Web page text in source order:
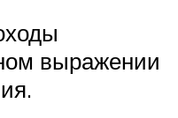
выражении